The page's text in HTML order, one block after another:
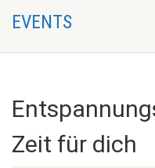
EVENTS
Zeit für dich